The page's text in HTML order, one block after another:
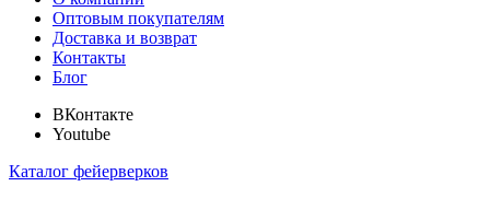
Оптовым покупателям
Доставка и возврат
Контакты
Блог
ВКонтакте
Youtube
Каталог фейерверков